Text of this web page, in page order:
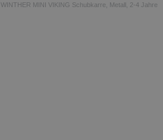
WINTHER MINI VIKING Schubkarre, Metall, 2-4 Jahre